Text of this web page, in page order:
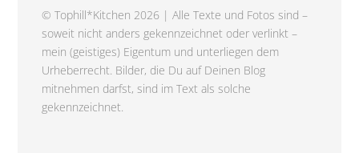
© Tophill*Kitchen 2026 | Alle Texte und Fotos sind –
soweit nicht anders gekennzeichnet oder verlinkt –
mein (geistiges) Eigentum und unterliegen dem
Urheberrecht. Bilder, die Du auf Deinen Blog
mitnehmen darfst, sind im Text als solche
gekennzeichnet.